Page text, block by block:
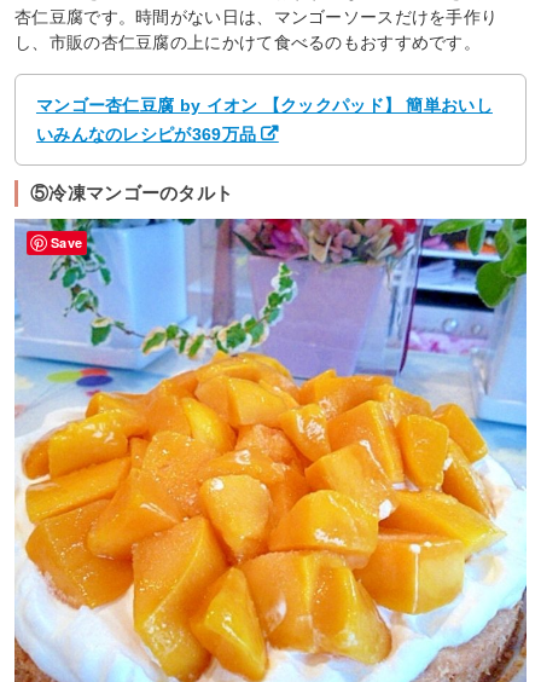
杏仁豆腐です。時間がない日は、マンゴーソースだけを手作り
し、市販の杏仁豆腐の上にかけて食べるのもおすすめです。
マンゴー杏仁豆腐 by イオン 【クックパッド】 簡単おいし
いみんなのレシピが369万品
⑤冷凍マンゴーのタルト
Save